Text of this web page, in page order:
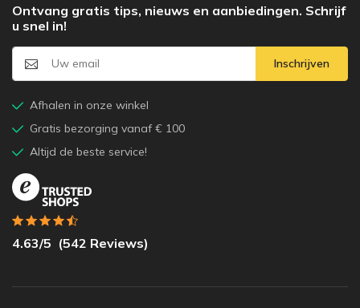
Ontvang gratis tips, nieuws en aanbiedingen. Schrijf
u snel in!
Inschrijven
Afhalen in onze winkel
Gratis bezorging vanaf € 100
Altijd de beste service!
4.63/5 (542 Reviews)